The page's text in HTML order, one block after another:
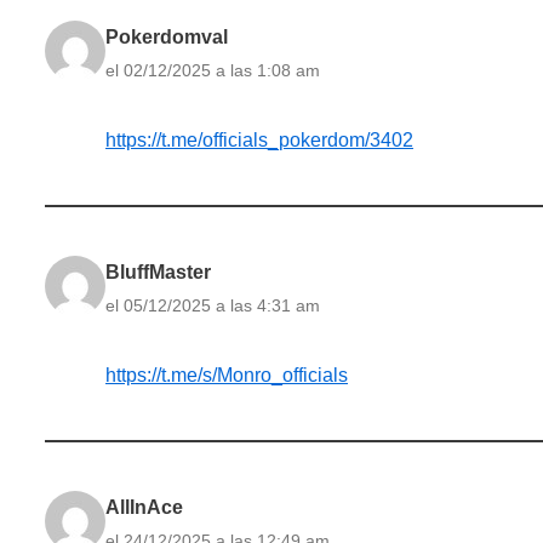
Pokerdomval
el 02/12/2025 a las 1:08 am
https://t.me/officials_pokerdom/3402
BluffMaster
el 05/12/2025 a las 4:31 am
https://t.me/s/Monro_officials
AllInAce